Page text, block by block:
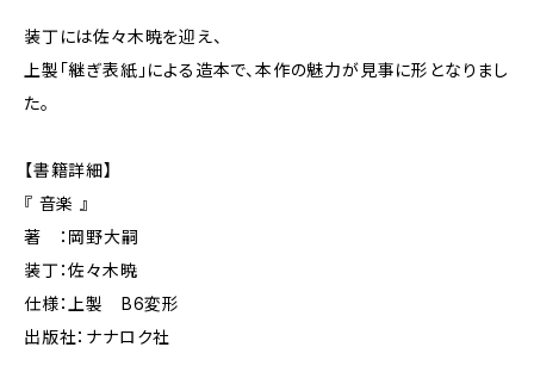
装丁には佐々木暁を迎え、
上製「継ぎ表紙」による造本で、本作の魅力が見事に形となりまし
た。
【書籍詳細】
『 音楽 』
著 ：岡野大嗣
装丁：佐々木暁
仕様：上製 B6変形
出版社：ナナロク社